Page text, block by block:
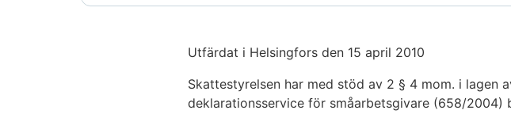
Utfärdat i Helsingfors den 15 april 2010
Skattestyrelsen har med stöd av 2 § 4 mom. i
deklarationsservice för småarbetsgivare (658/2004)